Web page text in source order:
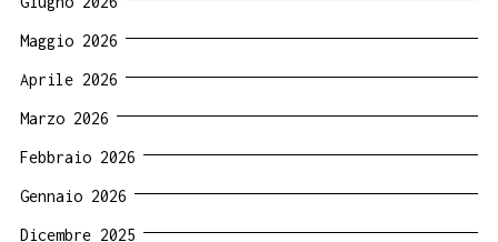
Maggio 2026
Aprile 2026
Marzo 2026
Febbraio 2026
Gennaio 2026
Dicembre 2025